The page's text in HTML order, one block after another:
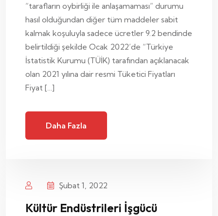
“tarafların oybirliği ile anlaşamaması” durumu
hasıl olduğundan diğer tüm maddeler sabit
kalmak koşuluyla sadece ücretler 9.2 bendinde
belirtildiği şekilde Ocak 2022’de “Türkiye
İstatistik Kurumu (TÜİK) tarafından açıklanacak
olan 2021 yılına dair resmi Tüketici Fiyatları
Fiyat […]
Daha Fazla
Şubat 1, 2022
Kültür Endüstrileri İşgücü